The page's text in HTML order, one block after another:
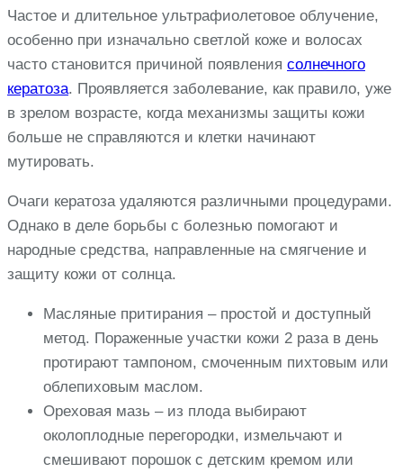
Частое и длительное ультрафиолетовое облучение,
особенно при изначально светлой коже и волосах
часто становится причиной появления солнечного
кератоза. Проявляется заболевание, как правило, уже
в зрелом возрасте, когда механизмы защиты кожи
больше не справляются и клетки начинают
мутировать.
Очаги кератоза удаляются различными процедурами.
Однако в деле борьбы с болезнью помогают и
народные средства, направленные на смягчение и
защиту кожи от солнца.
Масляные притирания – простой и доступный
метод. Пораженные участки кожи 2 раза в день
протирают тампоном, смоченным пихтовым или
облепиховым маслом.
Ореховая мазь – из плода выбирают
околоплодные перегородки, измельчают и
смешивают порошок с детским кремом или